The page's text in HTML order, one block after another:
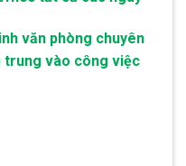
văn phòng chuyên
trung vào công việc